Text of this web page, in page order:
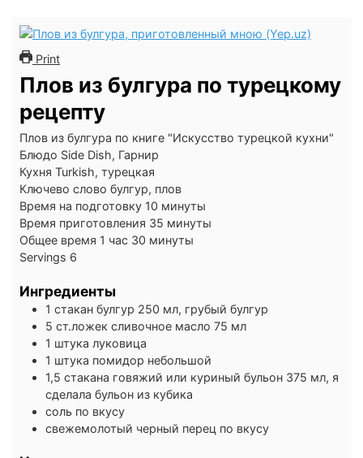
Print
Плов из булгура по турецкому
рецепту
Плов из булгура по книге "Искусство турецкой кухни"
Блюдо Side Dish, Гарнир
Кухня Turkish, турецкая
Ключево слово булгур, плов
Время на подготовку 10 минуты
минуты
Время приготовления 35 минуты
минуты
Общее время 1 час
час 30 минуты
минуты
Servings 6
Ингредиенты
1 стакан булгур 250 мл, грубый булгур
5 ст.ложек сливочное масло 75 мл
1 штука луковица
1 штука помидор небольшой
1,5 стакана говяжий или куриный бульон 375 мл, я
сделала бульон из кубика
соль по вкусу
свежемолотый черный перец по вкусу